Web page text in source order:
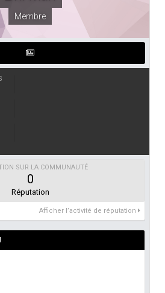
Membre
SUR LA COMMUNAUTÉ
0
Réputation
Afficher l’activité de réputation